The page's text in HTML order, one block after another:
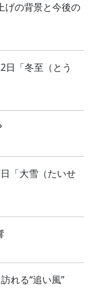
の背景と今後の
「冬至（とう
「大雪（たいせ
れる“追い風”